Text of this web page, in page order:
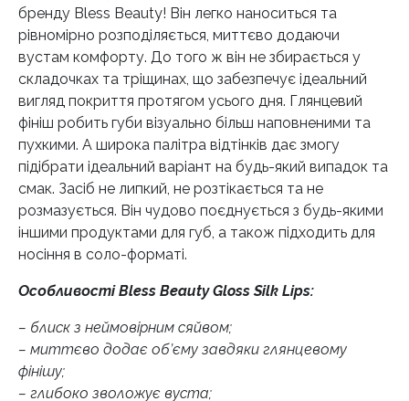
бренду Bless Beauty! Він легко наноситься та
рівномірно розподіляється, миттєво додаючи
вустам комфорту. До того ж він не збирається у
складочках та тріщинах, що забезпечує ідеальний
вигляд покриття протягом усього дня. Глянцевий
фініш робить губи візуально більш наповненими та
пухкими. А широка палітра відтінків дає змогу
підібрати ідеальний варіант на будь-який випадок та
смак. Засіб не липкий, не розтікається та не
розмазується. Він чудово поєднується з будь-якими
іншими продуктами для губ, а також підходить для
носіння в соло-форматі.
Особливості Bless Beauty Gloss Silk Lips:
– блиск з неймовірним сяйвом;
– миттєво додає об’єму завдяки глянцевому
фінішу;
– глибоко зволожує вуста;